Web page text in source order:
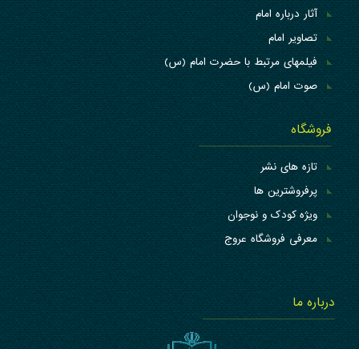
آثار درباره امام
تصاویر امام
فیلمهای مرتبط با حضرت امام (س)
صوت امام (س)
فروشگاه
تازه های نشر
پرفروشترین ها
ویژه کودک و نوجوان
معرفی فروشگاه عروج
درباره ما